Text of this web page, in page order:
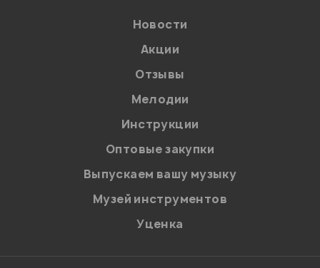
на обработку персональных данных в
Политикой в отношении обработки
персональных данных.
Введите проверочное число:
Новости
Акции
Отзывы
Мелодии
Инструкции
Оптовые закупки
Выпускаем вашу музыку
Музей инструментов
Уценка